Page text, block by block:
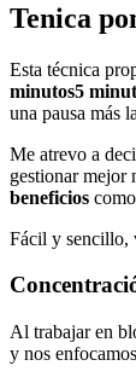
Tenica
Esta técnica
minutos5
una pausa más
Me atrevo a
gestionar mejor
beneficios
Fácil y sencillo,
Al trabajar en
y nos